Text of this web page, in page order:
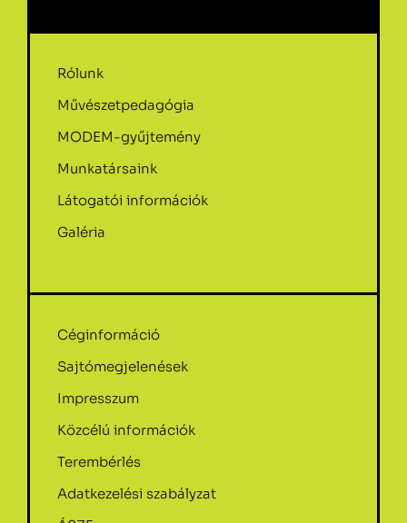
Rólunk
Művészetpedagógia
MODEM-gyűjtemény
Munkatársaink
Látogatói információk
Galéria
Céginformáció
Sajtómegjelenések
Impresszum
Közcélú információk
Terembérlés
Adatkezelési szabályzat